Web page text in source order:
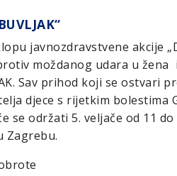
Kabinet
Ustroj
Podaci o D-126 i
Guverneri 126
javnozdravstvene akcije
moždanog udara u
Sav prihod koji se ostvari
djece s rijetkim bolestima
se održati 5. veljače od 11
Zagrebu.